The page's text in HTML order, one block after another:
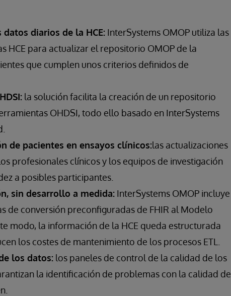
diarios de la HCE: InterSystems OMOP utiliza las
HCE para actualizar el repositorio OMOP de la
que cumplen unos criterios definidos de
la solución facilita la creación de un repositorio
OHDSI, todo ello basado en InterSystems
de pacientes en ensayos clínicos:las actualizaciones
profesionales clínicos y los equipos de investigación
a posibles participantes.
sin desarrollo a medida: InterSystems OMOP incluye
de conversión preconfiguradas de FHIR al Modelo
modo, la información de la HCE queda estructurada
los costes de mantenimiento de los procesos ETL.
los datos: los paneles de control de la calidad de los
la identificación de problemas con la calidad de